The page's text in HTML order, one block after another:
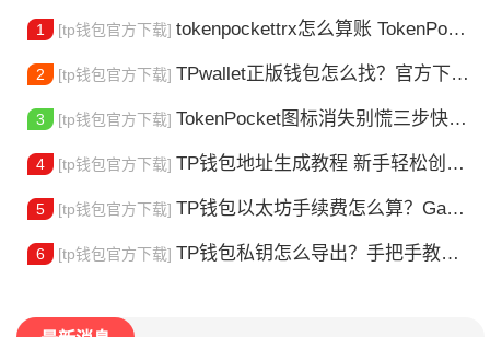
1 [tp钱包官方下载] tokenpockettrx怎么算账 TokenPocket TRX钱包账单怎么算？查账全攻略
2 [tp钱包官方下载] TPwallet正版钱包怎么找？官方下载渠道全解析
3 [tp钱包官方下载] TokenPocket图标消失别慌三步快速找回你的钱包
4 [tp钱包官方下载] TP钱包地址生成教程 新手轻松创建钱包
5 [tp钱包官方下载] TP钱包以太坊手续费怎么算？Gas 费省钱全攻略
6 [tp钱包官方下载] TP钱包私钥怎么导出？手把手教你安全备份助记词